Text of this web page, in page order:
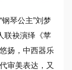
琴公主”刘梦
联袂演绎《苹
扬，中西器乐
审美表达，又